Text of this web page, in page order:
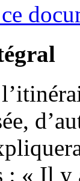
: « Il y